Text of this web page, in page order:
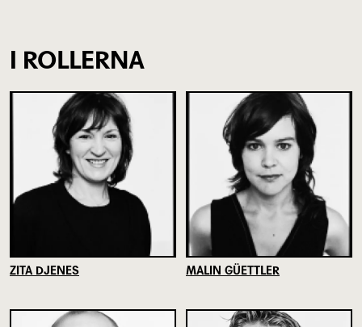
I ROLLERNA
ZITA DJENES MALIN GÜETTLER